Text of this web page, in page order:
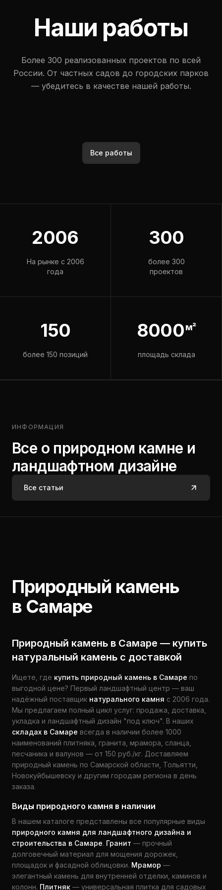
Наши работы
Более 300 реализованных проектов по всей
России. От частных садов до городских парков
— убедитесь в качестве нашей работы.
Все работы
2006
На рынке с 2006
года
300
более 300
проектов
150
более 150 позиций
8000м²
площадь склада
ИНФОРМАЦИЯ
Все о природном камне и
ландшафтном дизайне
Все статьи
Природный камень
в Самаре
Природный камень в Самаре — купить
натуральный камень с доставкой
Ищете, где купить природный камень в Самаре по
выгодной цене? Первый ландшафтный центр — ваш
надёжный поставщик натурального камня с 2006 года.
Мы предлагаем полный цикл услуг: продажа, доставка,
укладка и ландшафтный дизайн "под ключ". В наших
складах в Самаре всегда в наличии более 1000
наименований плитняка, гранита, мрамора, сланца,
песчаника и валунов — от 150 руб./кг. Доставляем
природный камень по Самарской области, Тольятти,
Новокуйбышевску и другим городам региона в день
заказа.
Виды природного камня в наличии
В нашем каталоге представлены все популярные виды
природного камня для ландшафтного дизайна и
строительства в Самаре. Гранит — прочный
долговечный материал для мощения дорожек,
площадок и фасадной облицовки. Мрамор —
элегантный камень для внутренней отделки, каминов и
колонн. Плитняк — универсальная плитка для садовых